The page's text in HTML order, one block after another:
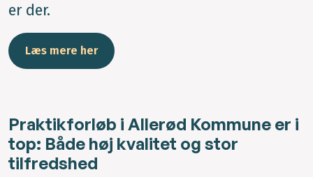
er der.
Læs mere her
Praktikforløb i Allerød Kommune er i
top: Både høj kvalitet og stor
tilfredshed